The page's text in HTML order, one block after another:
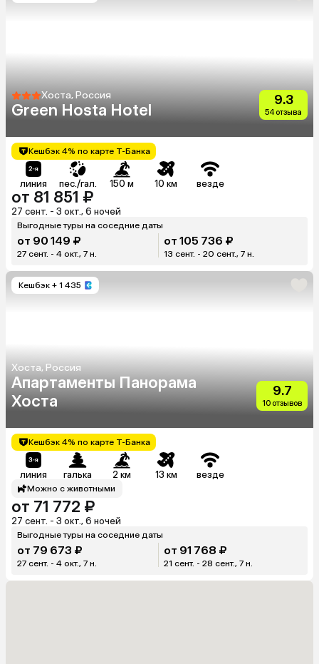
Хоста, Россия
Green Hosta Hotel
9.3
54 отзыва
Кешбэк 4% по карте Т-Банка
линия пес./гал. 150 м 10 км везде
от 81 851 ₽
27 сент. - 3 окт., 6 ночей
Выгодные туры на соседние даты
от 90 149 ₽
27 сент. - 4 окт., 7 н.
от 105 736 ₽
13 сент. - 20 сент., 7 н.
Кешбэк + 1 435
Хоста, Россия
Апартаменты Панорама
Хоста
9.7
10 отзывов
Кешбэк 4% по карте Т-Банка
линия галька 2 км 13 км везде
Можно с животными
от 71 772 ₽
27 сент. - 3 окт., 6 ночей
Выгодные туры на соседние даты
от 79 673 ₽
27 сент. - 4 окт., 7 н.
от 91 768 ₽
21 сент. - 28 сент., 7 н.